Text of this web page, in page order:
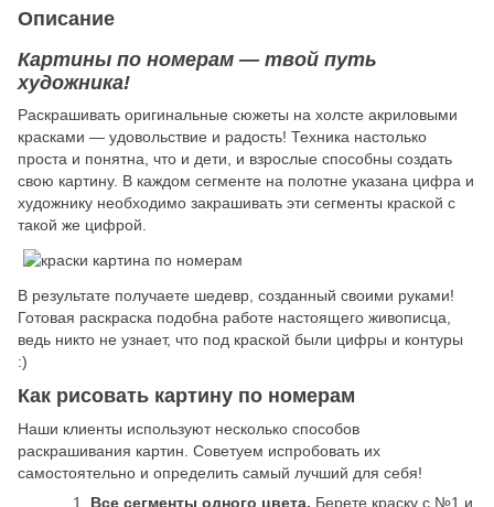
Описание
Картины по номерам — твой путь
художника!
Раскрашивать оригинальные сюжеты на холсте акриловыми
красками — удовольствие и радость! Техника настолько
проста и понятна, что и дети, и взрослые способны создать
свою картину. В каждом сегменте на полотне указана цифра и
художнику необходимо закрашивать эти сегменты краской с
такой же цифрой.
В результате получаете шедевр, созданный своими руками!
Готовая раскраска подобна работе настоящего живописца,
ведь никто не узнает, что под краской были цифры и контуры
:)
Как рисовать картину по номерам
Наши клиенты используют несколько способов
раскрашивания картин. Советуем испробовать их
самостоятельно и определить самый лучший для себя!
Все сегменты одного цвета. Берете краску с №1 и